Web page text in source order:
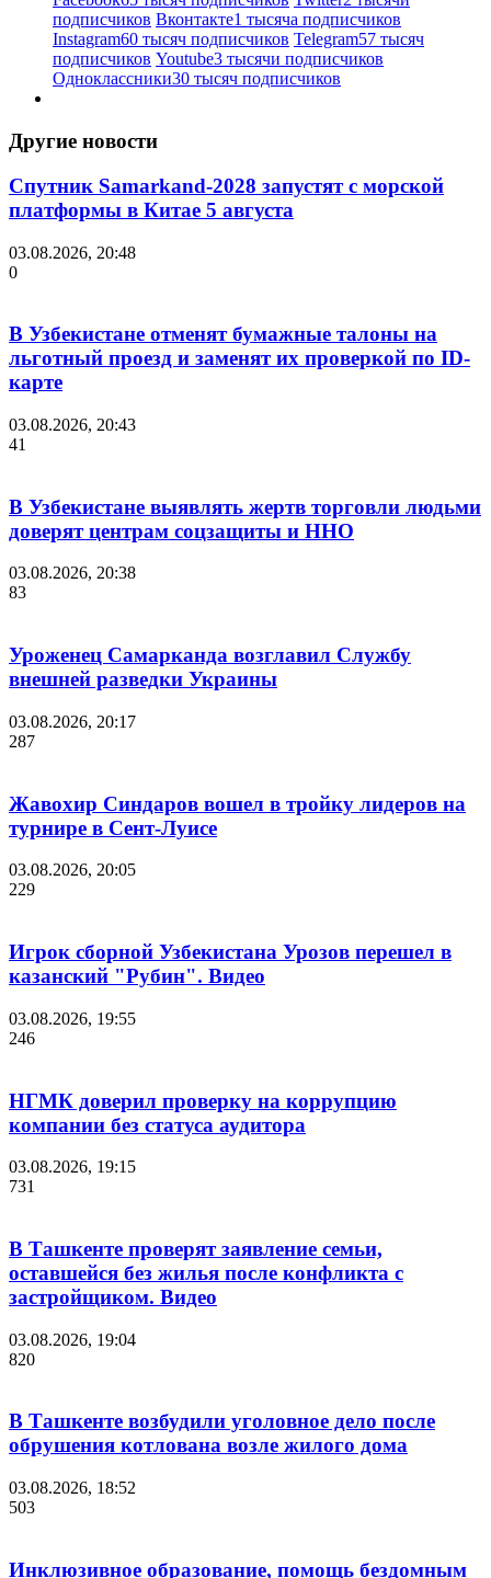
подписчиков Вконтакте1 тысяча подписчиков
Instagram60 тысяч подписчиков Telegram57 тысяч
подписчиков Youtube3 тысячи подписчиков
Одноклассники30 тысяч подписчиков
Другие новости
Спутник Samarkand-2028 запустят с морской
платформы в Китае 5 августа
03.08.2026, 20:48
0
В Узбекистане отменят бумажные талоны на
льготный проезд и заменят их проверкой по ID-
карте
03.08.2026, 20:43
41
В Узбекистане выявлять жертв торговли людьми
доверят центрам соцзащиты и ННО
03.08.2026, 20:38
83
Уроженец Самарканда возглавил Службу
внешней разведки Украины
03.08.2026, 20:17
287
Жавохир Синдаров вошел в тройку лидеров на
турнире в Сент-Луисе
03.08.2026, 20:05
229
Игрок сборной Узбекистана Урозов перешел в
казанский "Рубин". Видео
03.08.2026, 19:55
246
НГМК доверил проверку на коррупцию
компании без статуса аудитора
03.08.2026, 19:15
731
В Ташкенте проверят заявление семьи,
оставшейся без жилья после конфликта с
застройщиком. Видео
03.08.2026, 19:04
820
В Ташкенте возбудили уголовное дело после
обрушения котлована возле жилого дома
03.08.2026, 18:52
503
Инклюзивное образование, помощь бездомным